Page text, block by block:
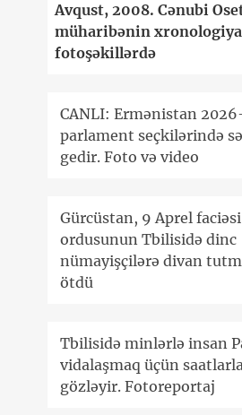
Avqust, 2008. Cənubi
müharibənin
fotoşəkillərdə
CANLI: Ermənistan
parlament seçkilərində
gedir. Foto və video
Gürcüstan, 9 Aprel
ordusunun Tbilisidə dinc
nümayişçilərə divan
ötdü
Tbilisidə minlərlə insan
vidalaşmaq üçün
gözləyir. Fotoreportaj